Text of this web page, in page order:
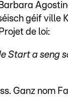
géif ville
de loi:
Start a seng
Ganz nom